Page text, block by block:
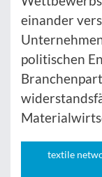
einander
politischen
textile